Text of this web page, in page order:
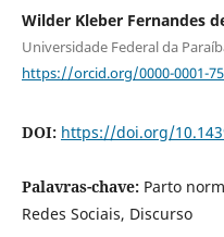
Wilder Kleber Fernandes
Universidade Federal da
https://orcid.org/0000-0001-
DOI: https://doi.org/
Palavras-chave: Parto
Redes Sociais, Discurso